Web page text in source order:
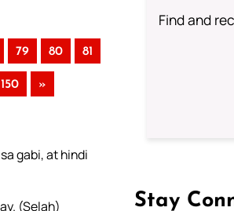
79 80 81
150 »
gabi, at hindi
(Selah)
Find and
Stay